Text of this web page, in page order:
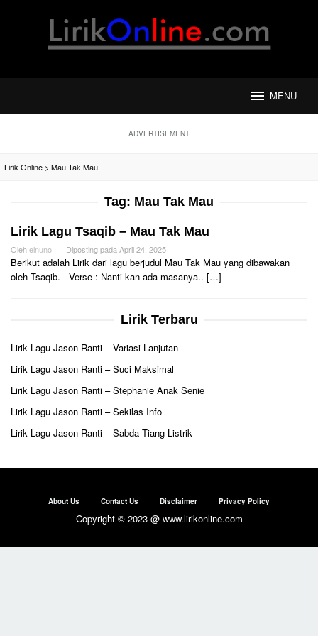
MENU
ADVERTISEMENT
Lirik Online > Mau Tak Mau
Tag: Mau Tak Mau
Lirik Lagu Tsaqib – Mau Tak Mau
Olehelnuno Diposting pada April 24, 2025
Berikut adalah Lirik dari lagu berjudul Mau Tak Mau yang dibawakan
oleh Tsaqib. Verse : Nanti kan ada masanya.. […]
Lirik Terbaru
Lirik Lagu Jason Ranti – Variasi Lanjutan
Lirik Lagu Jason Ranti – Suci Maksimal
Lirik Lagu Jason Ranti – Stephanie Anak Senie
Lirik Lagu Jason Ranti – Sekilas Info
Lirik Lagu Jason Ranti – Sabda Tiang Listrik
About Us Contact Us Disclaimer Privacy Policy
Copyright © 2023 @ www.lirikonline.com